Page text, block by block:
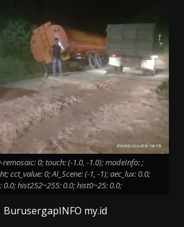
0; touch: (-1.0, -1.0); modeInfo: ;
cct_value: 0; AI_Scene: (-1, -1); aec_lux: 0.0;
0.0; hist252~255: 0.0; hist0~25: 0.0;
my.id